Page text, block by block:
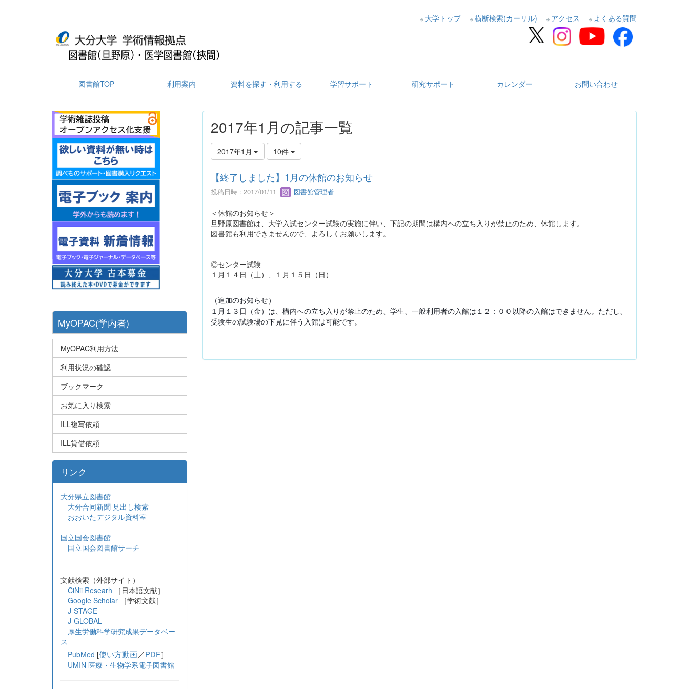
大学トップ 横断検索(カーリル) アクセス よくある質問
図書館TOP 利用案内 資料を探す・利用する 学習サポート 研究サポート カレンダー お問い合わせ
2017年1月の記事一覧
2017年1月 10件
【終了しました】1月の休館のお知らせ
投稿日時 : 2017/01/11 図書館管理者
＜休館のお知らせ＞
旦野原図書館は、大学入試センター試験の実施に伴い、下記の期間は構内への立ち入りが禁止のため、休館します。
図書館も利用できませんので、よろしくお願いします。
◎センター試験
１月１４日（土）、１月１５日（日）
（追加のお知らせ）
１月１３日（金）は、構内への立ち入りが禁止のため、学生、一般利用者の入館は１２：００以降の入館はできません。ただし、
受験生の試験場の下見に伴う入館は可能です。
MyOPAC(学内者)
MyOPAC利用方法
利用状況の確認
ブックマーク
お気に入り検索
ILL複写依頼
ILL貸借依頼
リンク
大分県立図書館
大分合同新聞 見出し検索
おおいたデジタル資料室
国立国会図書館
国立国会図書館サーチ
文献検索（外部サイト）
CiNii Researh ［日本語文献］
Google Scholar
［学術文献］
J-STAGE
J-GLOBAL
厚生労働科学研究成果データベー
ス
PubMed [使い方動画／PDF］
UMIN 医療・生物学系電子図書館